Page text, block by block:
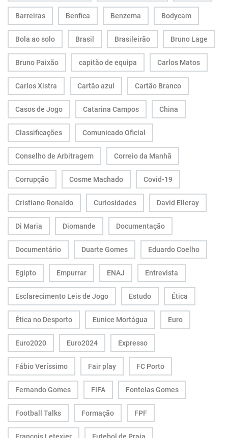
Barreiras Benfica Benzema Bodycam
Bola ao solo Brasil Brasileirão Bruno Lage
Bruno Paixão capitão de equipa Carlos Matos
Carlos Xistra Cartão azul Cartão Branco
Casos de Jogo Catarina Campos China
Classificações Comunicado Oficial
Conselho de Arbitragem Correio da Manhã
Corrupção Cosme Machado Covid-19
Cristiano Ronaldo Curiosidades David Elleray
Di Maria Diomande Documentação
Documentário Duarte Gomes Eduardo Coelho
Egipto Empurrar ENAJ Entrevista
Esclarecimento Leis de Jogo Estudo Ética
Ética no Desporto Eunice Mortágua Euro
Euro2020 Euro2024 Expresso
Fábio Veríssimo Fair play FC Porto
Fernando Gomes FIFA Fontelas Gomes
Football Talks Formação FPF